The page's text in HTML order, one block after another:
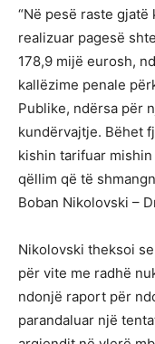
“Në pesë raste
realizuar pagesë
178,9 mijë eurosh,
kallëzime penale
Publike, ndërsa për
kundërvajtje. Bëhet
kishin tarifuar
qëllim që të
Boban Nikolovski –
Nikolovski theksoi
për vite me radhë
ndonjë raport për
parandaluar një